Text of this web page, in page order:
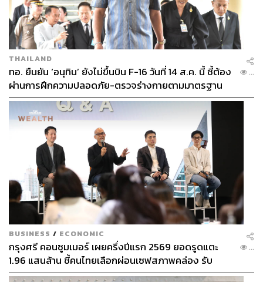
THAILAND
ทอ. ยืนยัน ‘อนุทิน’ ยังไม่ขึ้นบิน F-16 วันที่ 14 ส.ค. นี้ ชี้ต้อง
ผ่านการฝึกความปลอดภัย-ตรวจร่างกายตามมาตรฐาน
ก่อน
...
BUSINESS / ECONOMIC
กรุงศรี คอนซูมเมอร์ เผยครึ่งปีแรก 2569 ยอดรูดแตะ
1.96 แสนล้าน ชี้คนไทยเลือกผ่อนเซฟสภาพคล่อง รับ
เศรษฐกิจผันผวนฉุดผลประกอบการพลาดเป้า
...